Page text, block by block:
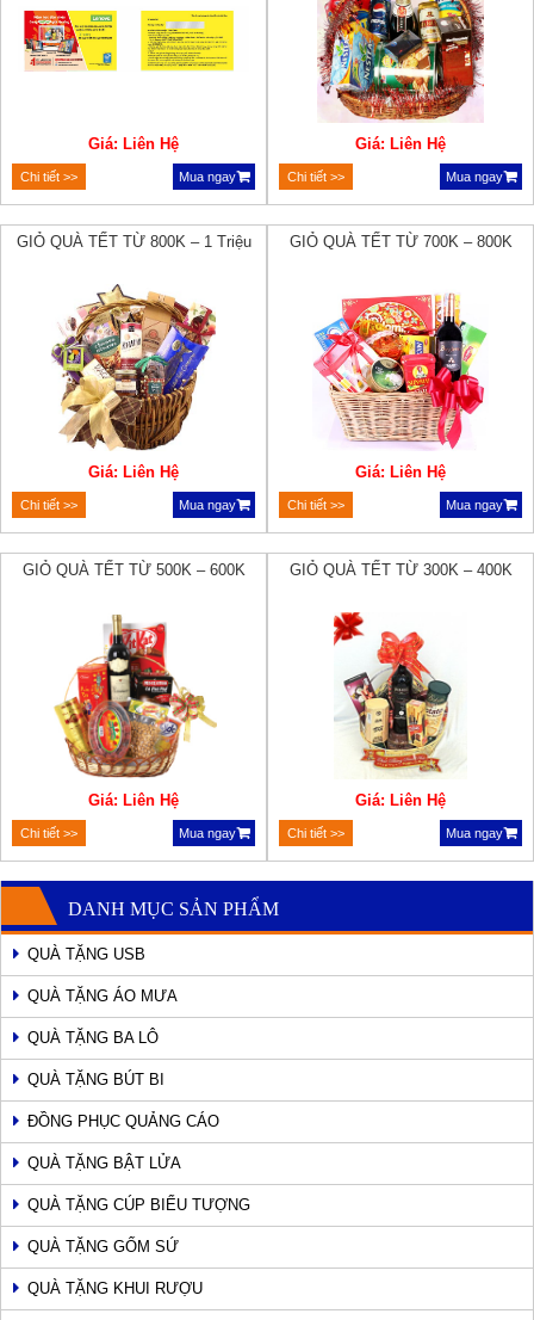
Giá: Liên Hệ
Chi tiết >> Mua ngay
Giá: Liên Hệ
Chi tiết >> Mua ngay
GIỎ QUÀ TẾT TỪ 800K – 1 Triệu
Giá: Liên Hệ
Chi tiết >> Mua ngay
GIỎ QUÀ TẾT TỪ 700K – 800K
Giá: Liên Hệ
Chi tiết >> Mua ngay
GIỎ QUÀ TẾT TỪ 500K – 600K
Giá: Liên Hệ
Chi tiết >> Mua ngay
GIỎ QUÀ TẾT TỪ 300K – 400K
Giá: Liên Hệ
Chi tiết >> Mua ngay
DANH MỤC SẢN PHẨM
QUÀ TẶNG USB
QUÀ TẶNG ÁO MƯA
QUÀ TẶNG BA LÔ
QUÀ TẶNG BÚT BI
ĐỒNG PHỤC QUẢNG CÁO
QUÀ TẶNG BẬT LỬA
QUÀ TẶNG CÚP BIỂU TƯỢNG
QUÀ TẶNG GỐM SỨ
QUÀ TẶNG KHUI RƯỢU